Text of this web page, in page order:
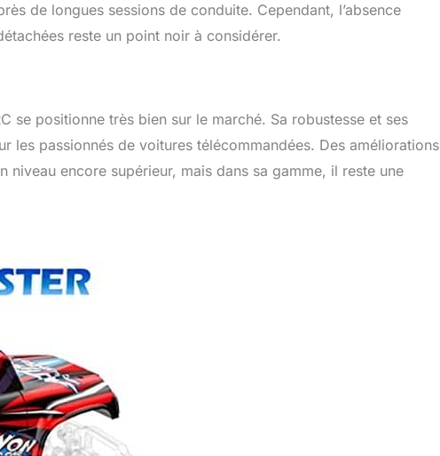
de longues sessions de conduite. Cependant, l’absence
reste un point noir à considérer.
se positionne très bien sur le marché. Sa robustesse et ses
les passionnés de voitures télécommandées. Des améliorations
niveau encore supérieur, mais dans sa gamme, il reste une